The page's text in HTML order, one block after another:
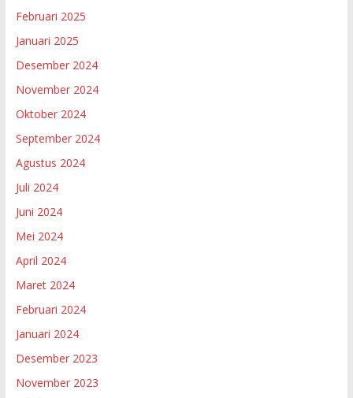
Februari 2025
Januari 2025
Desember 2024
November 2024
Oktober 2024
September 2024
Agustus 2024
Juli 2024
Juni 2024
Mei 2024
April 2024
Maret 2024
Februari 2024
Januari 2024
Desember 2023
November 2023